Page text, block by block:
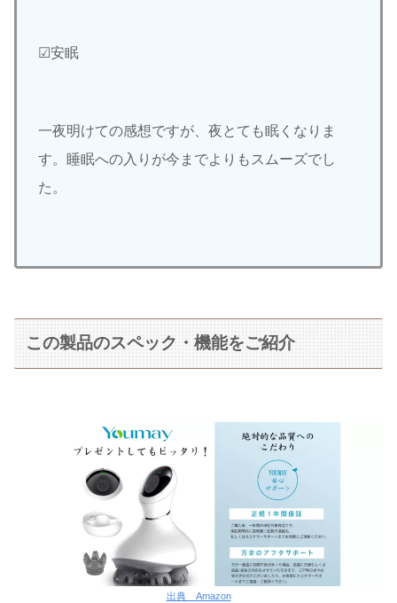
☑︎安眠
一夜明けての感想ですが、夜とても眠くなりま
す。睡眠への入りが今までよりもスムーズでし
た。
この製品のスペック・機能をご紹介
出典 Amazon